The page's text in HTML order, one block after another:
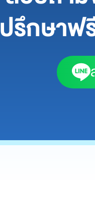
ปรึกษาฟ